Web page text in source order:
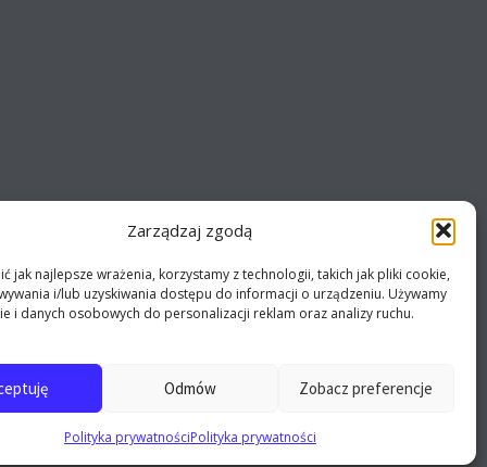
Zarządzaj zgodą
jak najlepsze wrażenia, korzystamy z technologii, takich jak pliki cookie,
i/lub uzyskiwania dostępu do informacji o urządzeniu. Używamy
i danych osobowych do personalizacji reklam oraz analizy ruchu.
Odmów Zobacz preferencje
Polityka prywatnościPolityka prywatności